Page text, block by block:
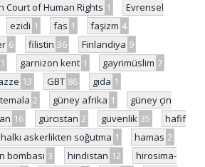
Court of Human Rights 1
Evrensel
ezidi 1 fas 1 faşizm 4
6 filistin 36 Finlandiya 9
1 garnizon kent 1 gayrimüslim 7
13 GBT 86 gıda 1
2 güney afrika 1
güney çin
16 gürcistan 2 güvenlik 35
hafif
halkı askerlikten soğutma 1 hamas 2
bombası 3 hindistan 12
hirosima-